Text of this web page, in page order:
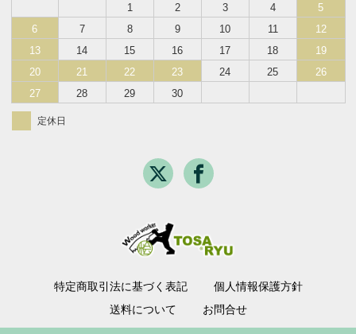
1 2 3 4
5
6
7 8 9 10 11
12
13
14 15 16 17 18
19
20
21 22 23 24 25
26
27
28 29 30
定休日
特定商取引法に基づく表記
個人情報保護方針
送料について
お問合せ